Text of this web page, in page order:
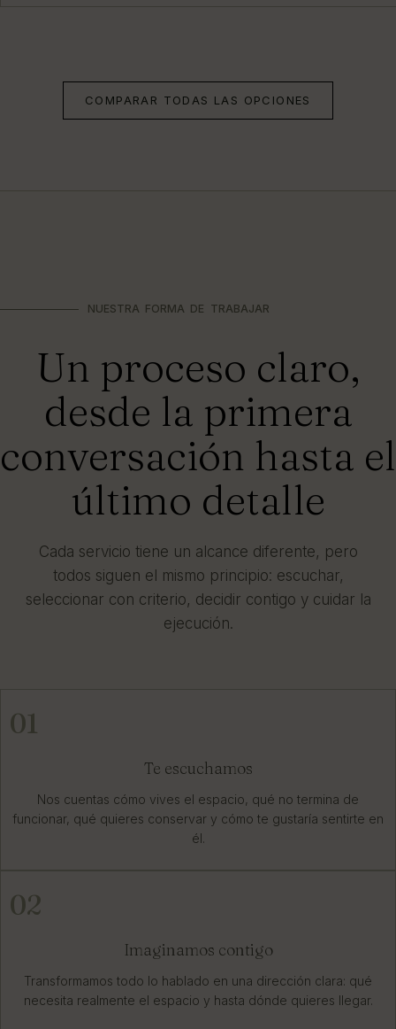
COMPARAR TODAS LAS OPCIONES
NUESTRA FORMA DE TRABAJAR
Un proceso claro,
desde la primera
conversación hasta el
último detalle
Cada servicio tiene un alcance diferente, pero
todos siguen el mismo principio: escuchar,
seleccionar con criterio, decidir contigo y cuidar la
ejecución.
01
Te escuchamos
Nos cuentas cómo vives el espacio, qué no termina de
funcionar, qué quieres conservar y cómo te gustaría sentirte en
él.
02
Imaginamos contigo
Transformamos todo lo hablado en una dirección clara: qué
necesita realmente el espacio y hasta dónde quieres llegar.